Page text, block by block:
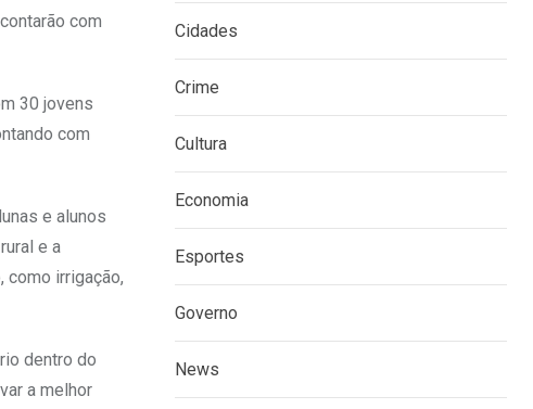
com
30 jovens
com
e alunos
e a
irrigação,
dentro do
a melhor
Cidades
Crime
Cultura
Economia
Esportes
Governo
News